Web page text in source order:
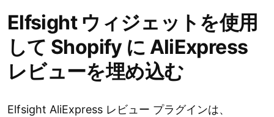
Elfsight ウィジェットを使用
して Shopify に AliExpress
レビューを埋め込む
Elfsight AliExpress レビュー プラグインは、